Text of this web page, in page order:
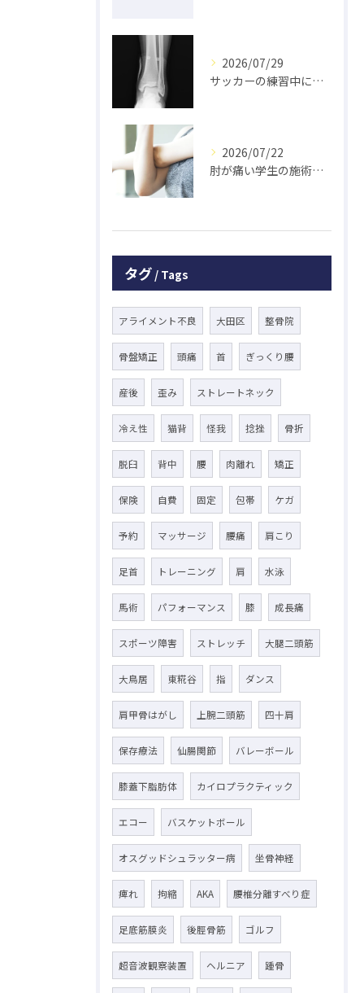
2026/07/29
サッカーの練習中に足の怪我をした学生の初回対応と施術 大鳥居にある整骨院
2026/07/22
肘が痛い学生の施術 大鳥居にある整骨院
タグ Tags
アライメント不良 大田区 整骨院
骨盤矯正 頭痛 首 ぎっくり腰
産後 歪み ストレートネック
冷え性 猫背 怪我 捻挫 骨折
脱臼 背中 腰 肉離れ 矯正
保険 自費 固定 包帯 ケガ
予約 マッサージ 腰痛 肩こり
足首 トレーニング 肩 水泳
馬術 パフォーマンス 膝 成長痛
スポーツ障害 ストレッチ 大腿二頭筋
大鳥居 東糀谷 指 ダンス
肩甲骨はがし 上腕二頭筋 四十肩
保存療法 仙腸関節 バレーボール
膝蓋下脂肪体 カイロプラクティック
エコー バスケットボール
オスグッドシュラッター病 坐骨神経
痺れ 拘縮 AKA 腰椎分離すべり症
足底筋膜炎 後脛骨筋 ゴルフ
超音波観察装置 ヘルニア 踵骨